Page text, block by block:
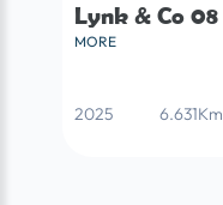
Lynk & Co
MORE
2025